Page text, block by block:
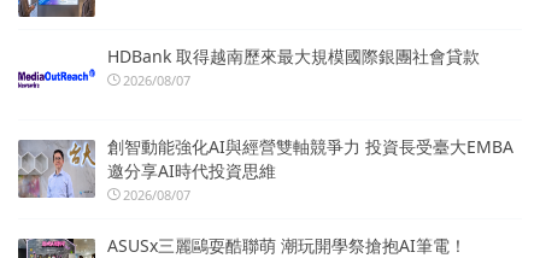
HDBank 取得越南歷來最大規模國際銀團社會貸款
2026/08/07
創智動能強化AI與經營雙軸競爭力 投資長受臺大EMBA
邀分享AI時代投資思維
2026/08/07
ASUSx三麗鷗耍酷聯萌 潮玩開學祭搶抱AI筆電！